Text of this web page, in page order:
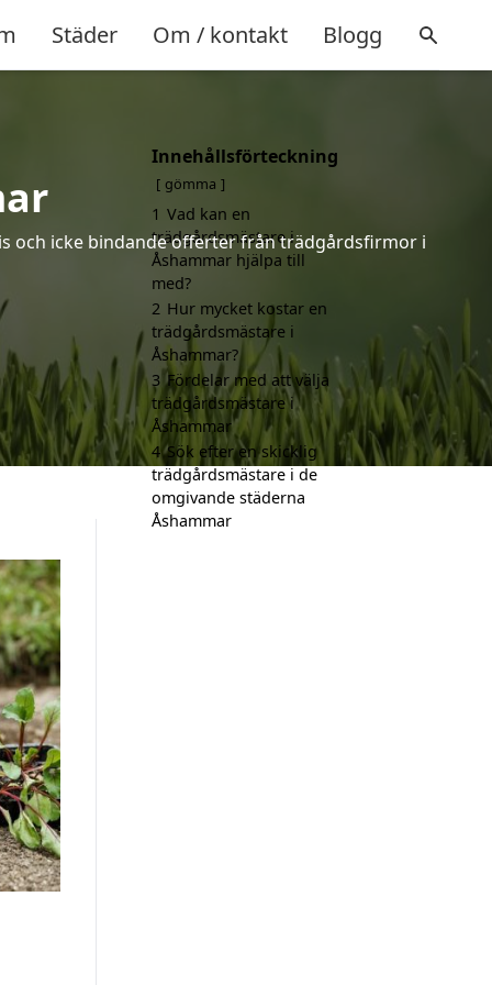
Städer Om / kontakt Blogg
och icke bindande offerter från trädgårdsfirmor i
Innehållsförteckning
gömma
1 Vad kan en
trädgårdsmästare i
Åshammar hjälpa till
med?
2 Hur mycket kostar en
trädgårdsmästare i
Åshammar?
3 Fördelar med att välja
trädgårdsmästare i
Åshammar
4 Sök efter en skicklig
trädgårdsmästare i de
omgivande städerna
Åshammar